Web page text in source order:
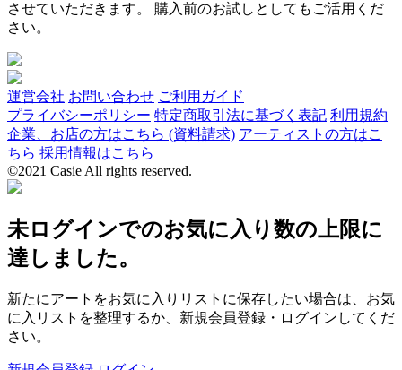
させていただきます。 購入前のお試しとしてもご活用くだ
さい。
運営会社 お問い合わせ ご利用ガイド
プライバシーポリシー 特定商取引法に基づく表記 利用規約
企業、お店の方はこちら (資料請求) アーティストの方はこ
ちら 採用情報はこちら
©2021 Casie All rights reserved.
未ログインでのお気に入り数の上限に
達しました。
新たにアートをお気に入りリストに保存したい場合は、お気
に入リストを整理するか、新規会員登録・ログインしてくだ
さい。